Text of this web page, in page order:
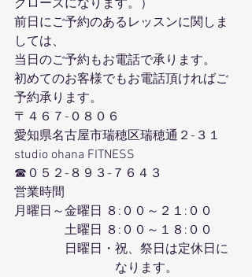
クローズになります。）
前日にご予約のあるレッスンに関しま
しては、
当日のご予約もお電話で承ります。
初めてのお客様でもお電話頂ければご
予約承ります。
〒４６７-０８０６
愛知県名古屋市瑞穂区瑞穂通２-３１
studio ohana FITNESS
☎０５２-８９３-７６４３
営業時間
月曜日～金曜日 ８:００～２１:００
土曜日 ８:００～１８:００
日曜日・祝、祭日は定休日に
なります。